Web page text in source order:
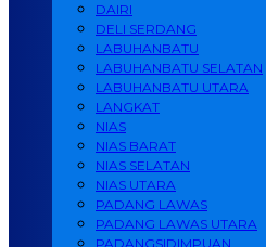
DAIRI
DELI SERDANG
LABUHANBATU
LABUHANBATU SELATAN
LABUHANBATU UTARA
LANGKAT
NIAS
NIAS BARAT
NIAS SELATAN
NIAS UTARA
PADANG LAWAS
PADANG LAWAS UTARA
PADANGSIDIMPUAN